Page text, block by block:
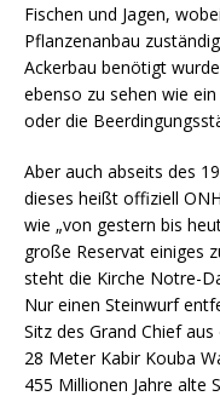
Fischen und Jagen,
Pflanzenanbau
Ackerbau benötigt
ebenso zu sehen wie
oder die
Aber auch abseits des
dieses heißt offiziell
wie „von gestern bis
große Reservat einiges
steht die Kirche Notre-
Nur einen Steinwurf
Sitz des Grand Chief
28 Meter Kabir Kouba
455 Millionen Jahre alte